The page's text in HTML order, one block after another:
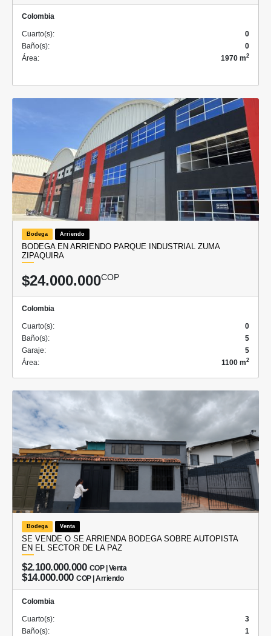
Colombia
Cuarto(s):
0
Baño(s):
0
Área:
1970 m2
Bodega Arriendo
BODEGA EN ARRIENDO PARQUE INDUSTRIAL ZUMA
ZIPAQUIRA
$24.000.000COP
Colombia
Cuarto(s):
0
Baño(s):
5
Garaje:
5
Área:
1100 m2
Bodega Venta
SE VENDE O SE ARRIENDA BODEGA SOBRE AUTOPISTA
EN EL SECTOR DE LA PAZ
$2.100.000.000 COP | Venta
$14.000.000 COP | Arriendo
Colombia
Cuarto(s):
3
Baño(s):
1